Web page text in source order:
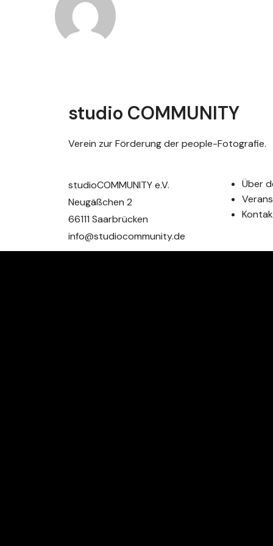
studio COMMUNITY
Verein zur Förderung der people-Fotografie.
studioCOMMUNITY e.V.
Neugäßchen 2
66111 Saarbrücken
info@studiocommunity.de
Über